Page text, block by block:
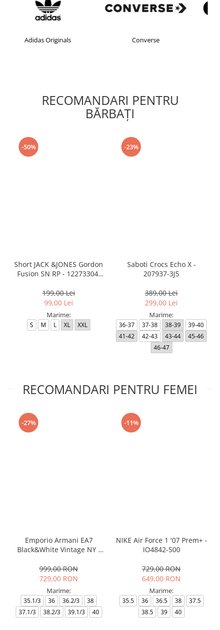
Converse
RECOMANDARI PENTRU
BĂRBAŢI
-50%
Short JACK &JONES Gordon
Fusion SN RP - 12273304-
199,00 Lei
99,00 Lei
Marime:
S M L XL XXL
-23%
Saboti Crocs Echo X -
207937-3J5
389,00 Lei
299,00 Lei
Marime:
36-37 37-38 38-39
39-40
41-42
42-43 43-44
45-46
46-47
RECOMANDARI PENTRU FEMEI
-27%
Emporio Armani EA7
Black&White Vintage NY -
999,00 RON
729,00 RON
Marime:
35.1/3 36 36.2/3
38
37.1/3
38.2/3 39.1/3 40
-11%
NIKE Air Force 1 '07 Prem+ -
IO4842-500
729,00 RON
649,00 RON
Marime:
35.5 36 36.5 38
37.5
38.5
39 40